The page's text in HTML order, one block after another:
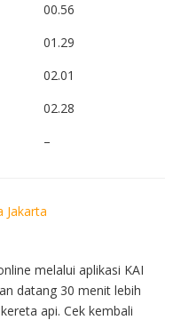
00.56
01.29
02.01
02.28
–
Jakarta
melalui aplikasi KAI
datang 30 menit lebih
api. Cek kembali